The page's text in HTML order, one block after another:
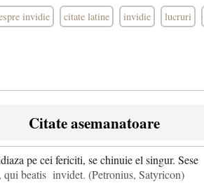
invidie citate latine invidie lucruri
Citate asemanatoare
pe cei fericiti, se chinuie el singur. Sese
qui beatis invidet. (Petronius, Satyricon)